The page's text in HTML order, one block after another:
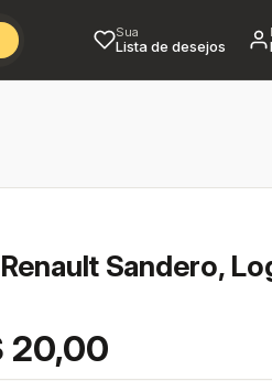
Sua
Lista de desejos
Sandero,
20,00